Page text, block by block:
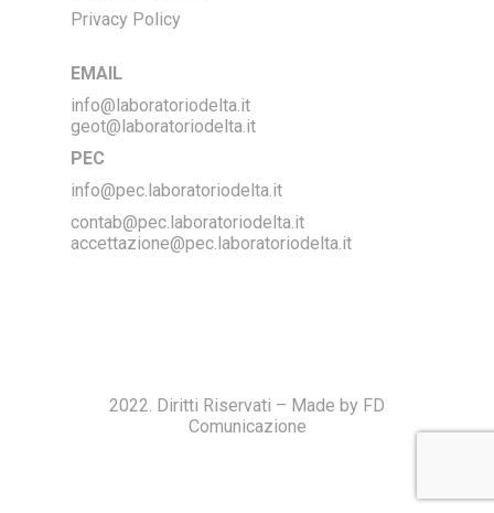
Privacy Policy
EMAIL
info@laboratoriodelta.it
geot@laboratoriodelta.it
PEC
info@pec.laboratoriodelta.it
contab@pec.laboratoriodelta.it
accettazione@pec.laboratoriodelta.it
2022. Diritti Riservati – Made by FD
Comunicazione